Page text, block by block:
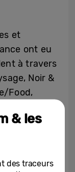
et
ont eu
à travers
Noir &
Food,
offrir un
la galerie La
& les
des traceurs